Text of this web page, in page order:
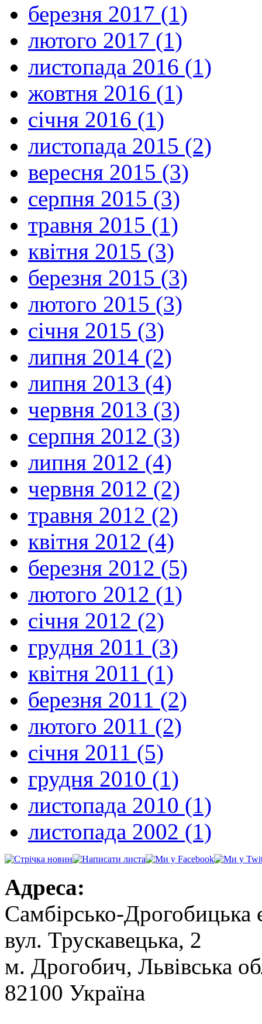
березня 2017 (1)
лютого 2017 (1)
листопада 2016 (1)
жовтня 2016 (1)
січня 2016 (1)
листопада 2015 (2)
вересня 2015 (3)
серпня 2015 (3)
травня 2015 (1)
квітня 2015 (3)
березня 2015 (3)
лютого 2015 (3)
січня 2015 (3)
липня 2014 (2)
липня 2013 (4)
червня 2013 (3)
серпня 2012 (3)
липня 2012 (4)
червня 2012 (2)
травня 2012 (2)
квітня 2012 (4)
березня 2012 (5)
лютого 2012 (1)
січня 2012 (2)
грудня 2011 (3)
квітня 2011 (1)
березня 2011 (2)
лютого 2011 (2)
січня 2011 (5)
грудня 2010 (1)
листопада 2010 (1)
листопада 2002 (1)
Адреса:
Самбірсько-Дрогобицька
вул. Трускавецька, 2
м. Дрогобич, Львівська
82100 Україна